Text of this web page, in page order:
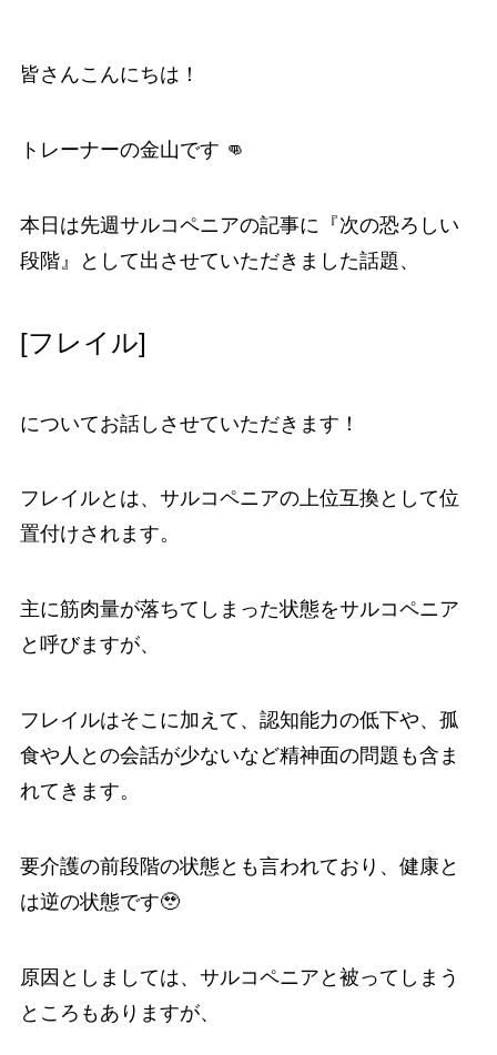
皆さんこんにちは！
トレーナーの金山です 👊
本日は先週サルコペニアの記事に『次の恐ろしい
段階』として出させていただきました話題、
[フレイル]
についてお話しさせていただきます！
フレイルとは、サルコペニアの上位互換として位
置付けされます。
主に筋肉量が落ちてしまった状態をサルコペニア
と呼びますが、
フレイルはそこに加えて、認知能力の低下や、孤
食や人との会話が少ないなど精神面の問題も含ま
れてきます。
要介護の前段階の状態とも言われており、健康と
は逆の状態です🥹
原因としましては、サルコペニアと被ってしまう
ところもありますが、